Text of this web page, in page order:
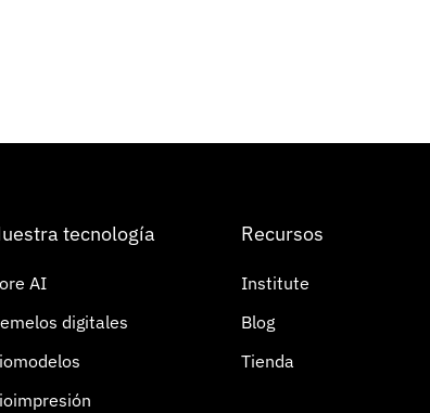
tecnología
AI
digitales
Recursos
Institute
Blog
Tienda